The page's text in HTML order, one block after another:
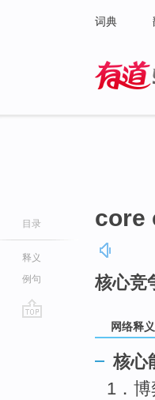
词典
目录
释义
例句
core
核心竞
网络释义
核心
1．